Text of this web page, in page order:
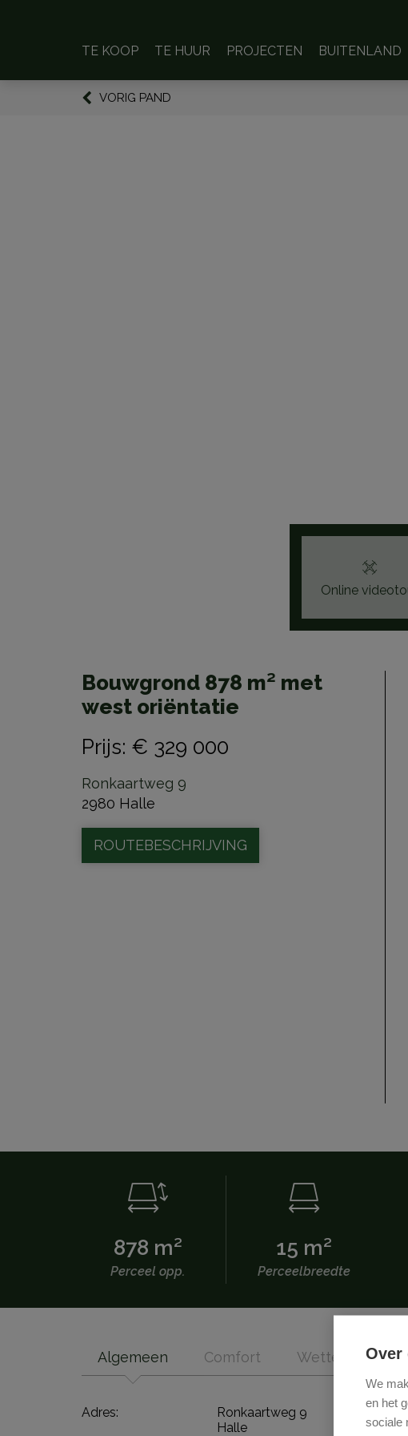
TE KOOP TE HUUR PROJECTEN BUITENLAND
VORIG PAND
Online
Bouwgrond 878 m² met
west oriëntatie
Prijs: € 329 000
Ronkaartweg 9
2980 Halle
ROUTEBESCHRIJVING
878 m²
Perceel opp.
15 m²
Perceelbreedte
Algemeen Comfort Wettelijke
Adres:
Ronkaartweg 9
Halle
Over
We
en het
sociale